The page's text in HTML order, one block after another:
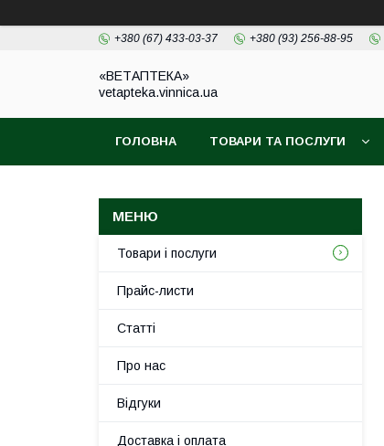
+380 (67) 433-03-37 +380 (93) 256-88-95
«ВЕТАПТЕКА»
vetapteka.vinnica.ua
ГОЛОВНА ТОВАРИ ТА ПОСЛУГИ
Товари і послуги
Прайс-листи
Статті
Про нас
Відгуки
Доставка і оплата